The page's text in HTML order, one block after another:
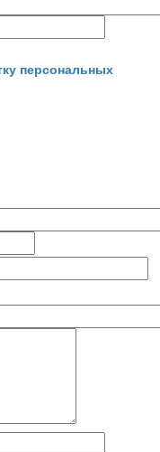
персональных